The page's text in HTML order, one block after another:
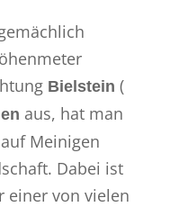
Bielstein (
aus, hat man
Meinigen
Dabei ist
einer von vielen